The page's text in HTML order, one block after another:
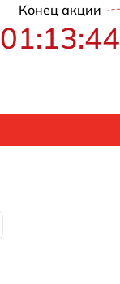
Конец акции
01:13:43